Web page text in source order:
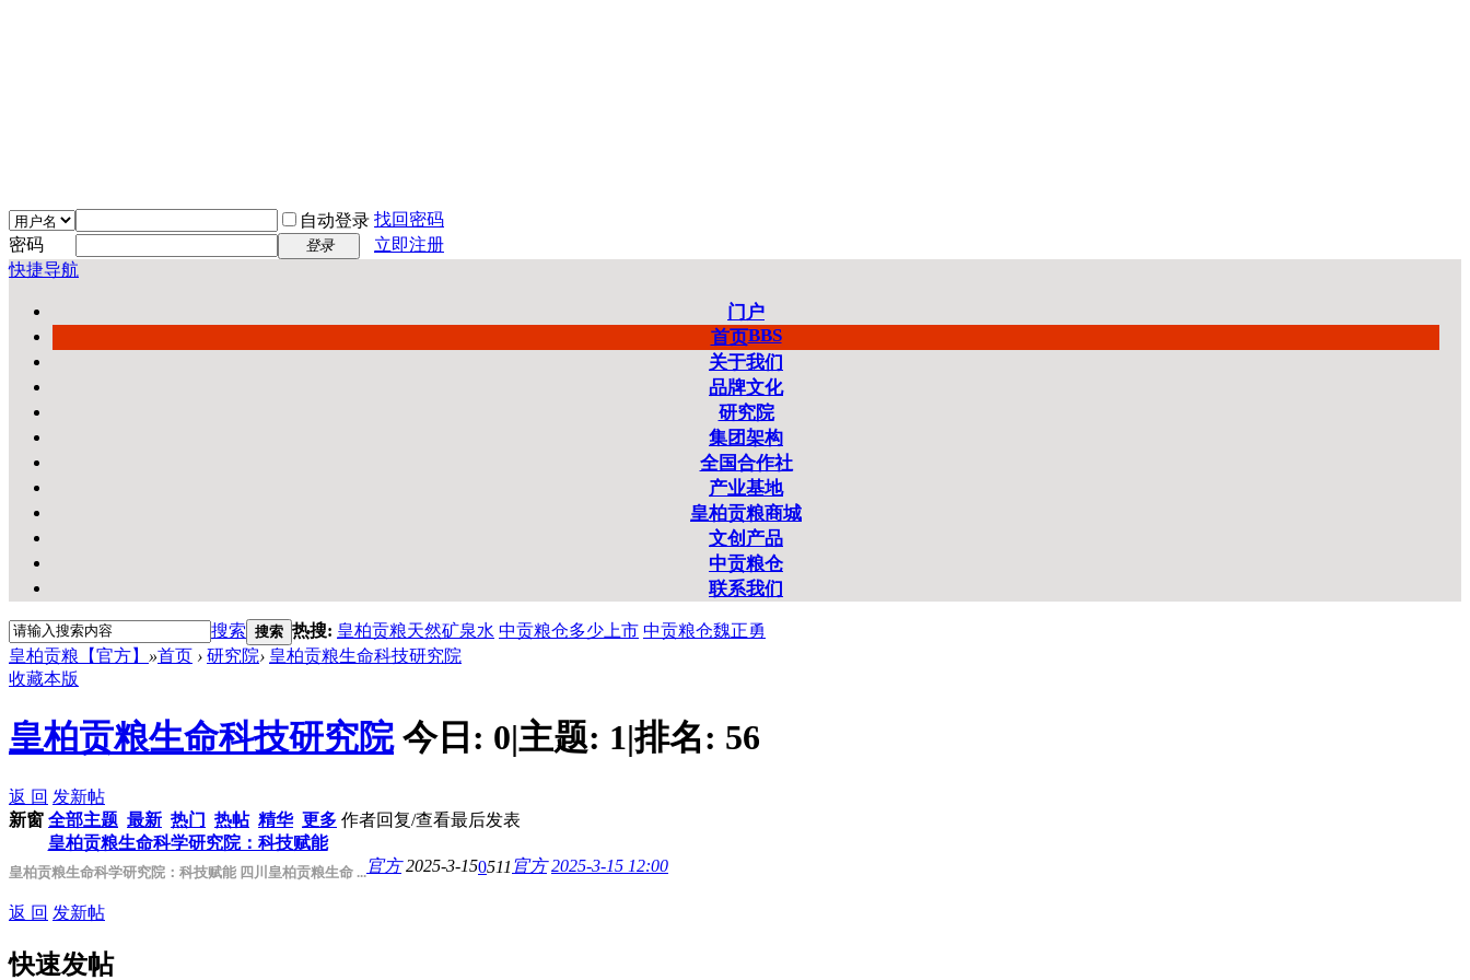
自动登录 找回密码
密码
登录
立即注册
快捷导航
门户
首页BBS
关于我们
品牌文化
研究院
集团架构
全国合作社
产业基地
皇柏贡粮商城
文创产品
中贡粮仓
联系我们
搜索 搜索 热搜: 皇柏贡粮天然矿泉水 中贡粮仓多少上市 中贡粮仓魏正勇
皇柏贡粮【官方】 »首页 › 研究院› 皇柏贡粮生命科技研究院
收藏本版
皇柏贡粮生命科技研究院 今日: 0|主题: 1|排名: 56
返 回 发新帖
新窗 全部主题 最新 热门 热帖 精华 更多 作者回复/查看最后发表
皇柏贡粮生命科学研究院：科技赋能
皇柏贡粮生命科学研究院：科技赋能 四川皇柏贡粮生命 ...官方 2025-3-150511 官方 2025-3-15 12:00
返 回 发新帖
快速发帖